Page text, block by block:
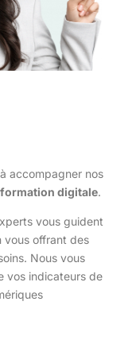
accompagner nos
digitale.
vous guident
vous offrant des
Nous vous
vos indicateurs de